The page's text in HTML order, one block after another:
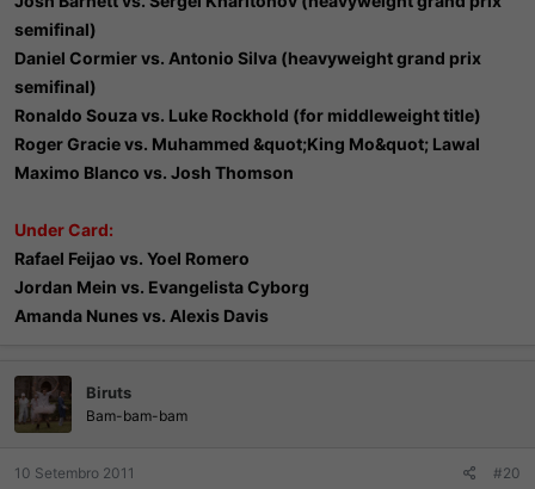
semifinal)
Daniel Cormier vs. Antonio Silva (heavyweight grand prix
semifinal)
Ronaldo Souza vs. Luke Rockhold (for middleweight title)
Roger Gracie vs. Muhammed &quot;King Mo&quot; Lawal
Maximo Blanco vs. Josh Thomson
Under Card:
Rafael Feijao vs. Yoel Romero
Jordan Mein vs. Evangelista Cyborg
Amanda Nunes vs. Alexis Davis
Biruts
Bam-bam-bam
10 Setembro 2011 #20